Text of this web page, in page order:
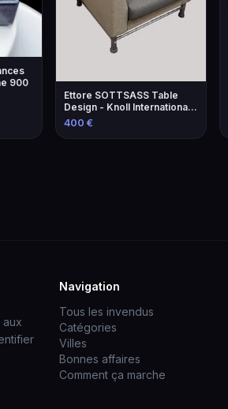
900
Ettore SOTTSASS Table
Design - Knoll International
Éditeur
400 €
Navigation
Tous les invendus
Catégories
Villes
Bonnes affaires
Comment ça marche